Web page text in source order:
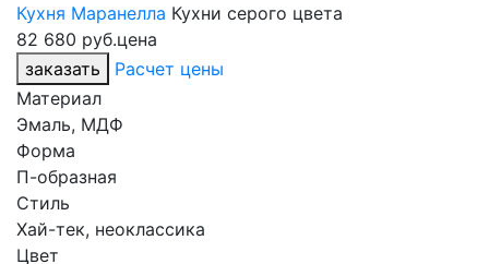
Кухня Маранелла Кухни серого цвета
82 680 руб.цена
заказать
Расчет цены
Материал
Эмаль, МДФ
Форма
П-образная
Стиль
Хай-тек, неоклассика
Цвет